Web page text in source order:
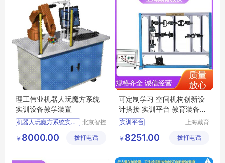
理工伟业机器人玩魔方系统
实训设备教学装置
机器人玩魔方系统实训设备
机器人玩魔方系统实训平台
北京智控
科教设备
￥ 8000.00 拨打电话
可定制学习 空间机构创新设
计搭接 实训平台 教育装备源
头厂家
实训平台
空间机构运动方案创新设计实验平台
平面机构动态参数实验装置
上海戴育
设备有限
￥ 8251.00 拨打电话